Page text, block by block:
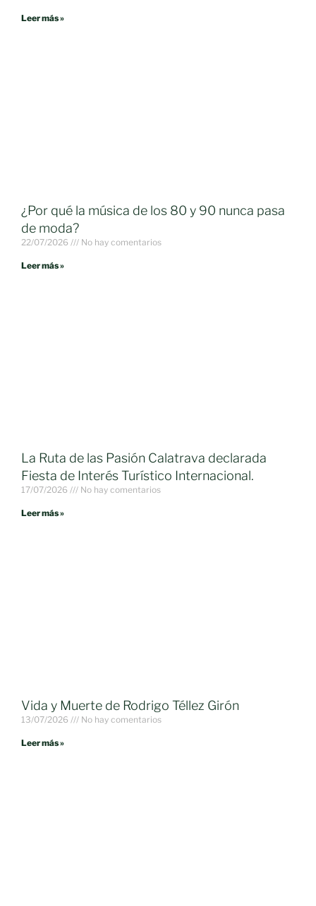
Leer más »
¿Por qué la música de los 80 y 90 nunca pasa
de moda?
22/07/2026 No hay comentarios
Leer más »
La Ruta de las Pasión Calatrava declarada
Fiesta de Interés Turístico Internacional.
17/07/2026 No hay comentarios
Leer más »
Vida y Muerte de Rodrigo Téllez Girón
13/07/2026 No hay comentarios
Leer más »